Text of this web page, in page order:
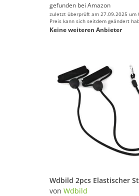
gefunden bei Amazon
zuletzt überprüft am 27.09.2025 um
Preis kann sich seitdem geändert
Keine weiteren Anbieter
von Wdbild